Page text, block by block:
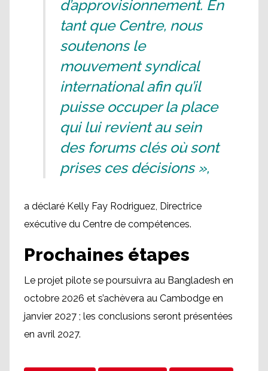
d’approvisionnement. En
tant que Centre, nous
soutenons le
mouvement syndical
international afin qu’il
puisse occuper la place
qui lui revient au sein
des forums clés où sont
prises ces décisions »,
a déclaré Kelly Fay Rodriguez, Directrice
exécutive du Centre de compétences.
Prochaines étapes
Le projet pilote se poursuivra au Bangladesh en
octobre 2026 et s’achèvera au Cambodge en
janvier 2027 ; les conclusions seront présentées
en avril 2027.